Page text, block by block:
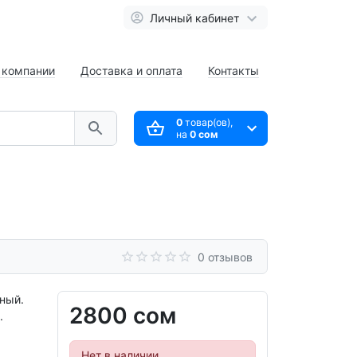
Личный кабинет
Доставка и оплата Контакты
0товар(ов),
на 0 сом
0 отзывов
2800 сом